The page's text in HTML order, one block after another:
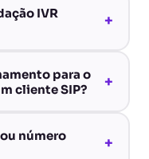
IVR
+
para o
cliente SIP?
+
número
+